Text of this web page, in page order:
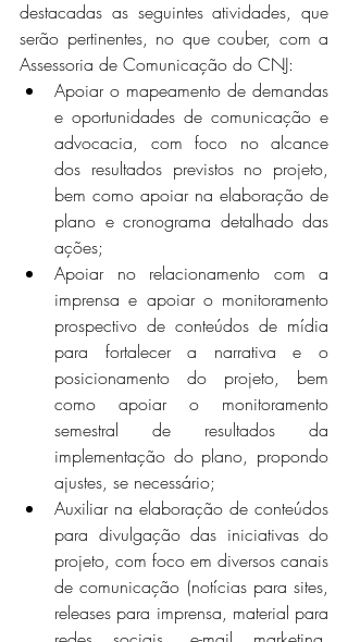
destacadas as seguintes atividades, que
serão pertinentes, no que couber, com a
Assessoria de Comunicação do CNJ:
Apoiar o mapeamento de demandas
e oportunidades de comunicação e
advocacia, com foco no alcance
dos resultados previstos no projeto,
bem como apoiar na elaboração de
plano e cronograma detalhado das
ações;
Apoiar no relacionamento com a
imprensa e apoiar o monitoramento
prospectivo de conteúdos de mídia
para fortalecer a narrativa e o
posicionamento do projeto, bem
como apoiar o monitoramento
semestral de resultados da
implementação do plano, propondo
ajustes, se necessário;
Auxiliar na elaboração de conteúdos
para divulgação das iniciativas do
projeto, com foco em diversos canais
de comunicação (notícias para sites,
releases para imprensa, material para